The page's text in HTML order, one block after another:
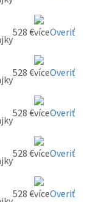
528 € Overiť
528 € Overiť
528 € Overiť
528 € Overiť
528 € Overiť